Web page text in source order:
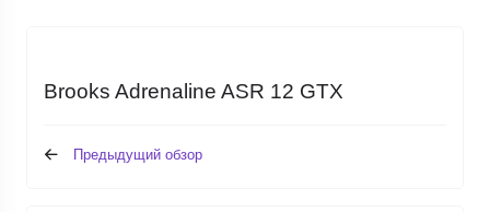
Brooks Adrenaline ASR 12 GTX
Предыдущий обзор